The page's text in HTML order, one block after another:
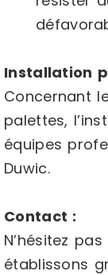
Installation
Concernant
palettes,
équipes
Duwic.
Contact :
N’hésitez
établissons